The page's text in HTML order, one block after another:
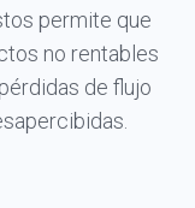
permite que
no rentables
de flujo